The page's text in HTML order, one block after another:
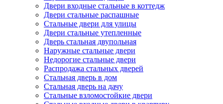
Двери входные стальные в коттедж
Двери стальные распашные
Стальные двери для улицы
Двери стальные утепленные
Дверь стальная двупольная
Наружные стальные двери
Недорогие стальные двери
Распродажа стальных дверей
Стальная дверь в дом
Стальная дверь на дачу
Стальные взломостойкие двери